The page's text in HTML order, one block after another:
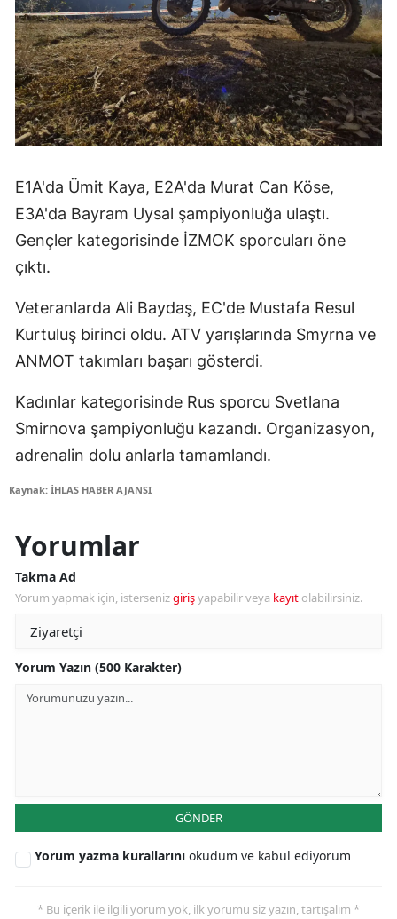
E1A'da Ümit Kaya, E2A'da Murat Can Köse,
E3A'da Bayram Uysal şampiyonluğa ulaştı.
Gençler kategorisinde İZMOK sporcuları öne
çıktı.
Veteranlarda Ali Baydaş, EC'de Mustafa Resul
Kurtuluş birinci oldu. ATV yarışlarında Smyrna ve
ANMOT takımları başarı gösterdi.
Kadınlar kategorisinde Rus sporcu Svetlana
Smirnova şampiyonluğu kazandı. Organizasyon,
adrenalin dolu anlarla tamamlandı.
Kaynak: İHLAS HABER AJANSI
Yorumlar
Takma Ad
Yorum yapmak için, istersenizgirişyapabilir veya kayıt olabilirsiniz.
Yorum Yazın (500 Karakter)
GÖNDER
Yorum yazma kurallarını okudum ve kabul ediyorum
* Bu içerik ile ilgili yorum yok, ilk yorumu siz yazın, tartışalım *